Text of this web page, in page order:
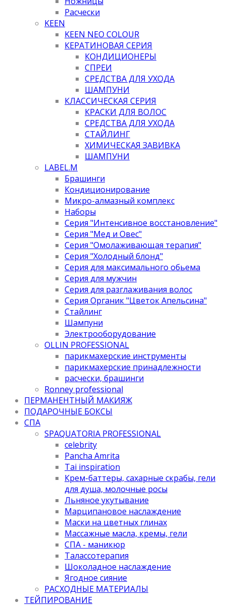
Расчески
KEEN
KEEN NEO COLOUR
КЕРАТИНОВАЯ СЕРИЯ
КОНДИЦИОНЕРЫ
СПРЕИ
СРЕДСТВА ДЛЯ УХОДА
ШАМПУНИ
КЛАССИЧЕСКАЯ СЕРИЯ
КРАСКИ ДЛЯ ВОЛОС
СРЕДСТВА ДЛЯ УХОДА
СТАЙЛИНГ
ХИМИЧЕСКАЯ ЗАВИВКА
ШАМПУНИ
LABEL.M
Брашинги
Кондиционирование
Микро-алмазный комплекс
Наборы
Серия "Интенсивное восстановление"
Серия "Мед и Овес"
Серия "Омолаживающая терапия"
Серия "Холодный блонд"
Серия для максимального обьема
Серия для мужчин
Серия для разглаживания волос
Серия Органик "Цветок Апельсина"
Стайлинг
Шампуни
Электрооборудование
OLLIN PROFESSIONAL
парикмахерские инструменты
парикмахерские принадлежности
расчески, брашинги
Ronney professional
ПЕРМАНЕНТНЫЙ МАКИЯЖ
ПОДАРОЧНЫЕ БОКСЫ
СПА
SPAQUATORIA PROFESSIONAL
celebrity
Pancha Amrita
Tai inspiration
Крем-баттеры, сахарные скрабы, гели
для душа, молочные росы
Льняное укутывание
Марципановое наслаждение
Маски на цветных глинах
Массажные масла, кремы, гели
СПА - маникюр
Талассотерапия
Шоколадное наслаждение
Ягодное сияние
РАСХОДНЫЕ МАТЕРИАЛЫ
ТЕЙПИРОВАНИЕ